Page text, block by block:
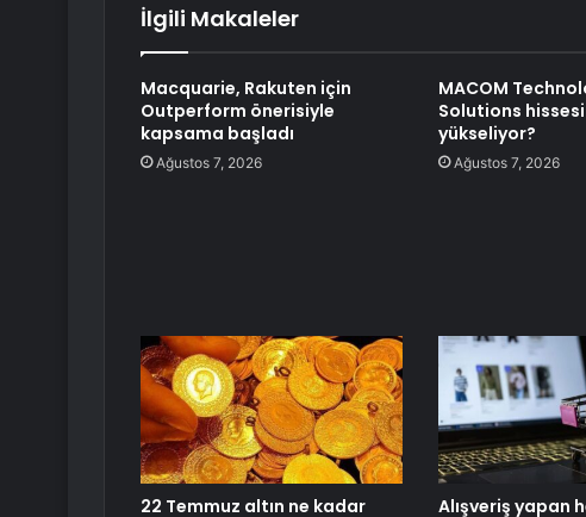
İlgili Makaleler
Macquarie, Rakuten için
Outperform önerisiyle
kapsama başladı
Ağustos 7, 2026
MACOM
Solutions
yükseliyor?
Ağustos 7, 2026
22 Temmuz altın ne kadar
Alışveriş yapan